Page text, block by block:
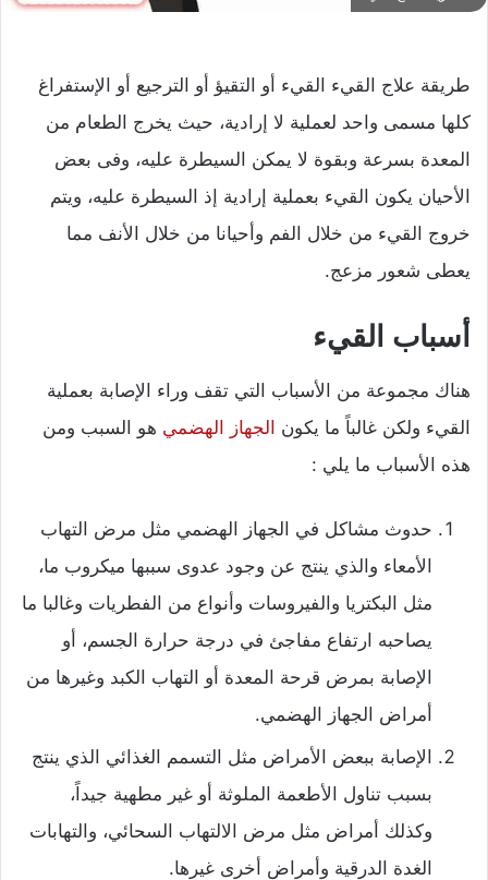
طريقة علاج القيء القيء أو التقيؤ أو الترجيع أو الإستفراغ
كلها مسمى واحد لعملية لا إرادية، حيث يخرج الطعام من
المعدة بسرعة وبقوة لا يمكن السيطرة عليه، وفى بعض
الأحيان يكون القيء بعملية إرادية إذ السيطرة عليه، ويتم
خروج القيء من خلال الفم وأحيانا من خلال الأنف مما
يعطى شعور مزعج.
أسباب القيء
هناك مجموعة من الأسباب التي تقف وراء الإصابة بعملية
القيء ولكن غالباً ما يكون الجهاز الهضمي هو السبب ومن
هذه الأسباب ما يلي :
حدوث مشاكل في الجهاز الهضمي مثل مرض التهاب
الأمعاء والذي ينتج عن وجود عدوى سببها ميكروب ما،
مثل البكتريا والفيروسات وأنواع من الفطريات وغالبا ما
يصاحبه ارتفاع مفاجئ في درجة حرارة الجسم، أو
الإصابة بمرض قرحة المعدة أو التهاب الكبد وغيرها من
أمراض الجهاز الهضمي.
الإصابة ببعض الأمراض مثل التسمم الغذائي الذي ينتج
بسبب تناول الأطعمة الملوثة أو غير مطهية جيداً،
وكذلك أمراض مثل مرض الالتهاب السحائي، والتهابات
الغدة الدرقية وأمراض أخرى غيرها.